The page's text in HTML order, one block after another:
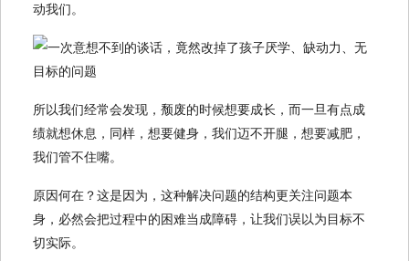
动我们。
所以我们经常会发现，颓废的时候想要成长，而一旦有点成
绩就想休息，同样，想要健身，我们迈不开腿，想要减肥，
我们管不住嘴。
原因何在？这是因为，这种解决问题的结构更关注问题本
身，必然会把过程中的困难当成障碍，让我们误以为目标不
切实际。